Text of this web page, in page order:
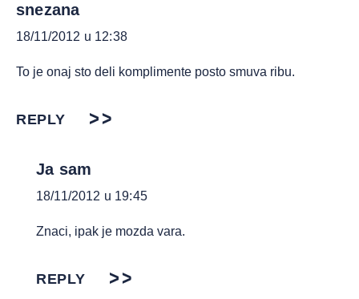
snezana
18/11/2012 u 12:38
To je onaj sto deli komplimente posto smuva ribu.
REPLY
Ja sam
18/11/2012 u 19:45
Znaci, ipak je mozda vara.
REPLY